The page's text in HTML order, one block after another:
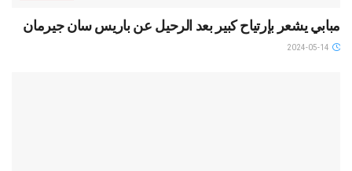
مبابي يشعر بإرتياح كبير بعد الرحيل عن باريس سان جيرمان